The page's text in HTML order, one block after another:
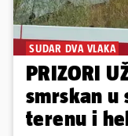
SUDAR DVA VLAKA
PRIZORI
smrskan u
terenu i